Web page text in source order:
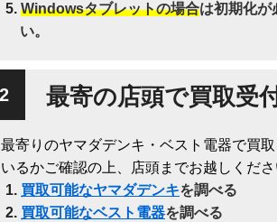
Windowsタブレットの場合は初期化が
い。
最寄の店頭で買取受
最寄りのヤマダデンキ・ベスト電器で買
いるかご確認の上、店頭までお越しくださ
買取可能なヤマダデンキを調べる
買取可能なベスト電器を調べる